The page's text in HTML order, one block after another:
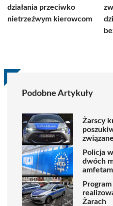
działania przeciwko
nietrzeźwym kierowcom
Podobne Artykuły
Żarscy
Policja
dwóch
Program
Żarach